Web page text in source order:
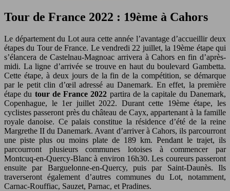
Tour de France 2022 : 19ème à Cahors
Le département du Lot aura cette année l’avantage d’accueillir deux
étapes du Tour de France. Le vendredi 22 juillet, la 19ème étape qui
s’élancera de Castelnau-Magnoac arrivera à Cahors en fin d’après-
midi. La ligne d’arrivée se trouve en haut du boulevard Gambetta.
Cette étape, à deux jours de la fin de la compétition, se démarque
par le petit clin d’œil adressé au Danemark. En effet, la première
étape du tour de France 2022 partira de la capitale du Danemark,
Copenhague, le 1er juillet 2022. Durant cette 19ème étape, les
cyclistes passeront près du château de Cayx, appartenant à la famille
royale danoise. Ce palais constitue la résidence d’été de la reine
Margrethe II du Danemark. Avant d’arriver à Cahors, ils parcourront
une piste plus ou moins plate de 189 km. Pendant le trajet, ils
parcourront plusieurs communes lotoises à commencer par
Montcuq-en-Quercy-Blanc à environ 16h30. Les coureurs passeront
ensuite par Barguelonne-en-Quercy, puis par Saint-Daunès. Ils
traverseront également d’autres communes du Lot, notamment,
Carnac-Rouffiac, Sauzet, Parnac, et Pradines.